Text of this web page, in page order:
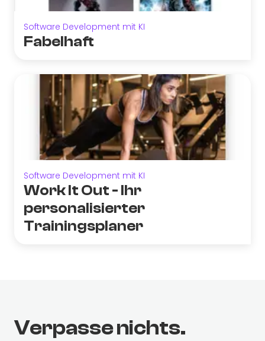
Software Development mit KI
Fabelhaft
Software Development mit KI
Work It Out - Ihr
personalisierter
Trainingsplaner
Verpasse nichts.